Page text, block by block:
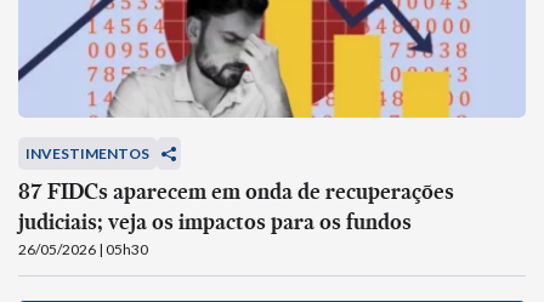
INVESTIMENTOS
87 FIDCs aparecem em onda de recuperações
judiciais; veja os impactos para os fundos
26/05/2026 | 05h30